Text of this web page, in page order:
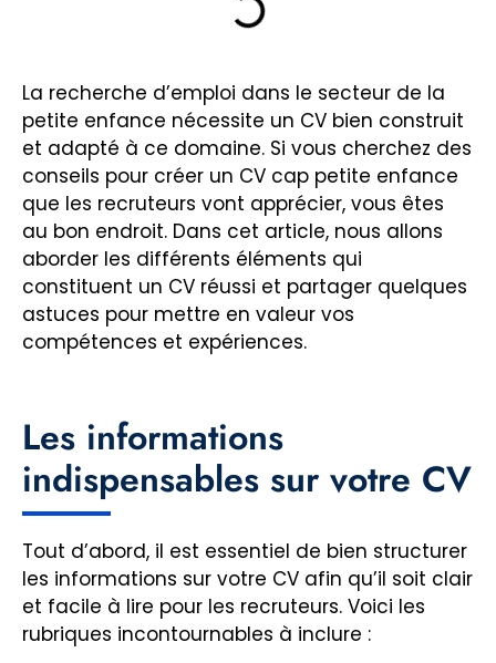
La recherche d’emploi dans le secteur de la
petite enfance nécessite un CV bien construit
et adapté à ce domaine. Si vous cherchez des
conseils pour créer un CV cap petite enfance
que les recruteurs vont apprécier, vous êtes
au bon endroit. Dans cet article, nous allons
aborder les différents éléments qui
constituent un CV réussi et partager quelques
astuces pour mettre en valeur vos
compétences et expériences.
Les informations
indispensables sur votre CV
Tout d’abord, il est essentiel de bien structurer
les informations sur votre CV afin qu’il soit clair
et facile à lire pour les recruteurs. Voici les
rubriques incontournables à inclure :